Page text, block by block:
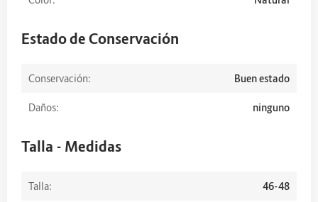
Estado de Conservación
Conservación: Buen estado
Daños: ninguno
Talla - Medidas
Talla: 46-48